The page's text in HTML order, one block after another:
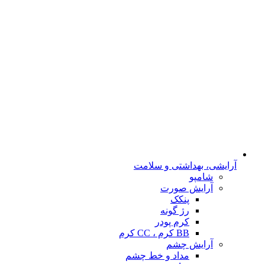
آرایشی، بهداشتی و سلامت
شامپو
آرایش صورت
پنکک
رژ گونه
کرم پودر
BB کرم ، CC کرم
آرایش چشم
مداد و خط چشم